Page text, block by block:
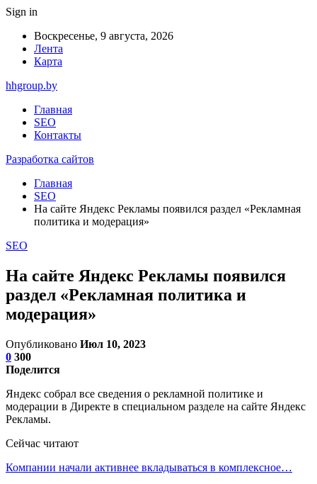
Sign in
Воскресенье, 9 августа, 2026
Лента
Карта
hhgroup.by
Главная
SEO
Контакты
Разработка сайтов
Главная
SEO
На сайте Яндекс Рекламы появился раздел «Рекламная
политика и модерация»
SEO
На сайте Яндекс Рекламы появился
раздел «Рекламная политика и
модерация»
Опубликовано Июл 10, 2023
0 300
Поделится
Яндекс собрал все сведения о рекламной политике и
модерации в Директе в специальном разделе на сайте Яндекс
Рекламы.
Сейчас читают
Компании начали активнее вкладываться в комплексное…